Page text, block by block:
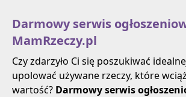
Darmowy serwis
MamRzeczy.pl
Czy zdarzyło Ci się poszukiwać
upolować używane rzeczy, które
wartość? Darmowy serwis